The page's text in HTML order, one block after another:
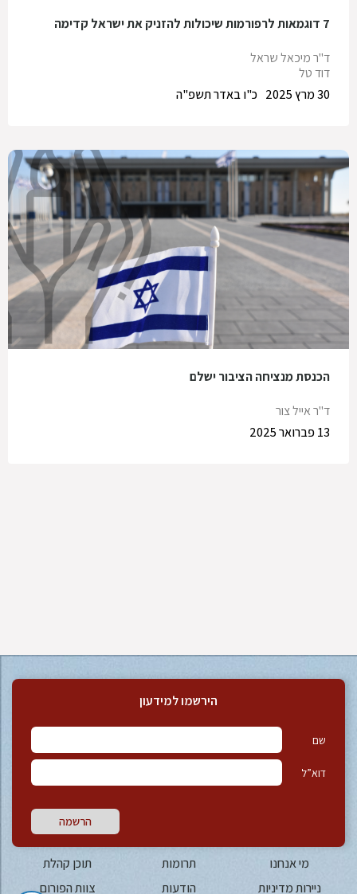
7 דוגמאות לרפורמות שיכולות להזניק את ישראל קדימה
ד"ר מיכאל שראל
דוד טל
כ"ו באדר תשפ"ה
30 מרץ 2025
הכנסת מנציחה הציבור ישלם
ד"ר אייל צור
13 פברואר 2025
הירשמו למידעון
שם
דוא”ל
הרשמה
מי אנחנו תרומות
תוכן קהלת
ניירות מדיניות
הודעות צוות הפורום